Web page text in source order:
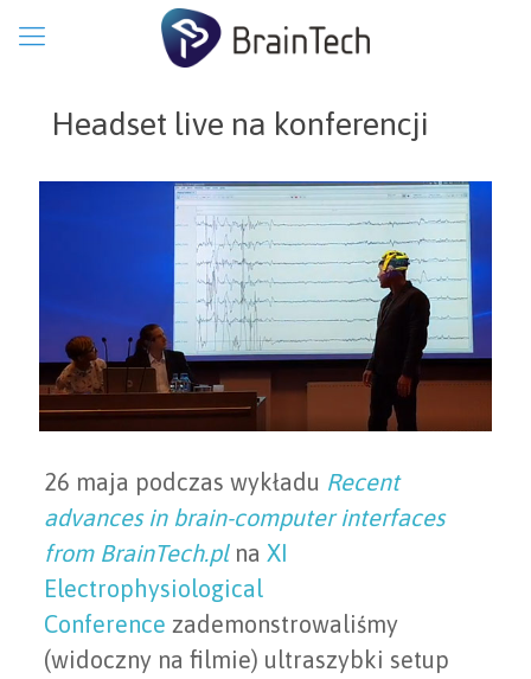
Headset live na konferencji
26 maja podczas wykładu Recent
advances in brain-computer interfaces
from BrainTech.plna XI
Electrophysiological
Conference zademonstrowaliśmy
(widoczny na filmie) ultraszybki setup